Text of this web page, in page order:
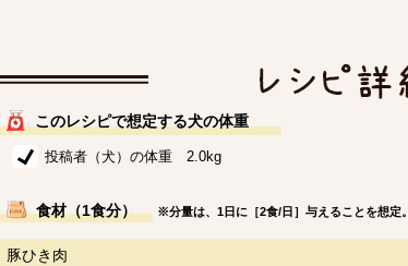
このレシピで想定する犬の体重
投稿者（犬）の体重 2.0kg
食材（1食分） ※分量は、1日に［2食/日］与えることを想定。
豚ひき肉